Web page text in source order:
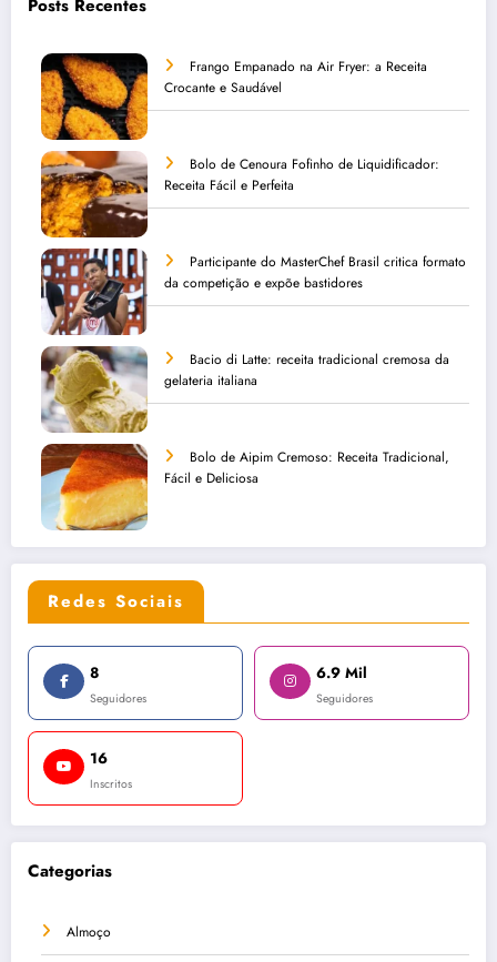
Posts Recentes
Frango Empanado na Air Fryer: a Receita
Crocante e Saudável
Bolo de Cenoura Fofinho de Liquidificador:
Receita Fácil e Perfeita
Participante do MasterChef Brasil critica formato
da competição e expõe bastidores
Bacio di Latte: receita tradicional cremosa da
gelateria italiana
Bolo de Aipim Cremoso: Receita Tradicional,
Fácil e Deliciosa
Redes Sociais
8
Seguidores
6.9 Mil
Seguidores
16
Inscritos
Categorias
Almoço